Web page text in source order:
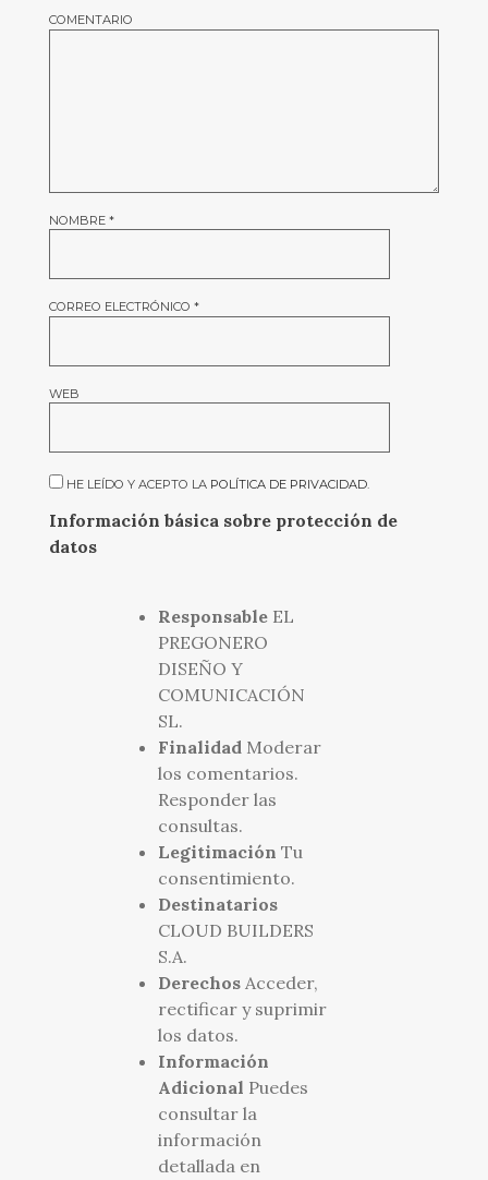
COMENTARIO
NOMBRE *
CORREO ELECTRÓNICO *
WEB
HE LEÍDO Y ACEPTO LA POLÍTICA DE PRIVACIDAD.
Información básica sobre protección de
datos
ResponsableEL
PREGONERO
DISEÑO Y
COMUNICACIÓN
SL.
FinalidadModerar
los comentarios.
Responder las
consultas.
Legitimación Tu
consentimiento.
Destinatarios
CLOUD BUILDERS
S.A.
DerechosAcceder,
rectificar y suprimir
los datos.
Información
Adicional Puedes
consultar la
información
detallada en